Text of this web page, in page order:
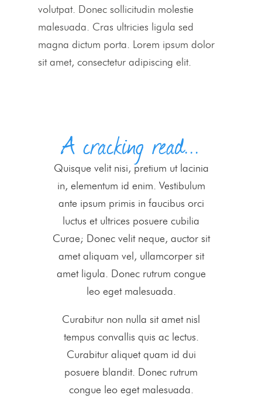
volutpat. Donec sollicitudin molestie
malesuada. Cras ultricies ligula sed
magna dictum porta. Lorem ipsum dolor
sit amet, consectetur adipiscing elit.
A cracking read...
Quisque velit nisi, pretium ut lacinia
in, elementum id enim. Vestibulum
ante ipsum primis in faucibus orci
luctus et ultrices posuere cubilia
Curae; Donec velit neque, auctor sit
amet aliquam vel, ullamcorper sit
amet ligula. Donec rutrum congue
leo eget malesuada.
Curabitur non nulla sit amet nisl
tempus convallis quis ac lectus.
Curabitur aliquet quam id dui
posuere blandit. Donec rutrum
congue leo eget malesuada.